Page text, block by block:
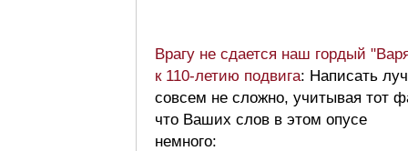
Врагу не сдается наш гордый
к 110-летию подвига: Написать
совсем не сложно, учитывая тот
что Ваших слов в этом опусе
немного: